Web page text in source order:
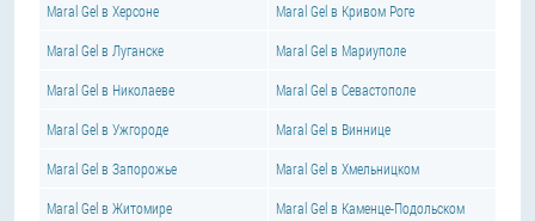
Maral Gel в Херсоне Maral Gel в Кривом Роге
Maral Gel в Луганске Maral Gel в Мариуполе
Maral Gel в Николаеве Maral Gel в Севастополе
Maral Gel в Ужгороде Maral Gel в Виннице
Maral Gel в Запорожье Maral Gel в Хмельницком
Maral Gel в Житомире Maral Gel в Каменце-Подольском